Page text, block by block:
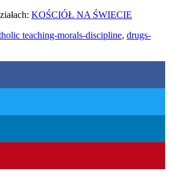
KOŚCIÓŁ NA ŚWIECIE
teaching-morals-discipline, drugs-